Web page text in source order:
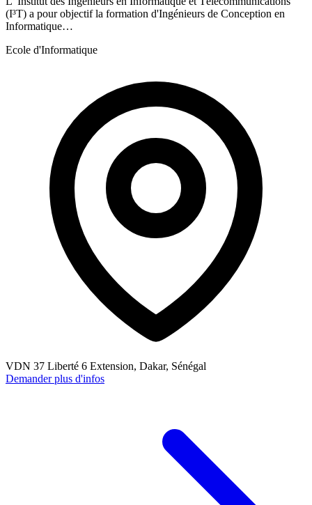
(I³T) a pour objectif la formation d'Ingénieurs de Conception en
Informatique…
Ecole d'Informatique
VDN 37 Liberté 6 Extension, Dakar, Sénégal
Demander plus d'infos